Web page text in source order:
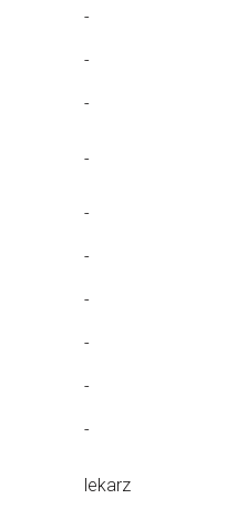
-
-
-
-
-
-
-
-
-
-
lekarz